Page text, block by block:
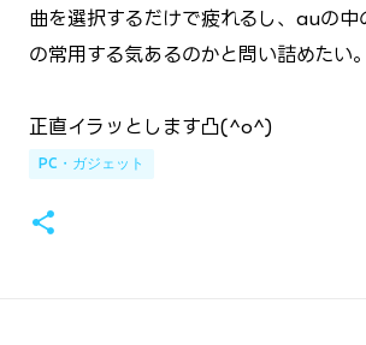
曲を選択するだけで疲れるし、auの中
の常用する気あるのかと問い詰めたい。
正直イラッとします凸(^o^)
PC・ガジェット